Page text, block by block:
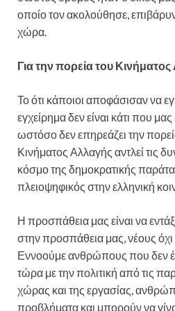
οποίο τον ακολούθησε,
χώρα.
Για την πορεία του
Το ότι κάποιοι αποφάσισαν να
εγχείρημα δεν είναι κάτι που
ωστόσο δεν επηρεάζει την
Κινήματος Αλλαγής αντλεί τις
κόσμο της δημοκρατικής
πλειοψηφικός στην ελληνική
Η προσπάθεια μας είναι να
στην προσπάθεια μας, νέους όχι
Εννοούμε ανθρώπους που δεν
τώρα με την πολιτική από τις
χώρας και της εργασίας,
προβλήματα και μπορούν να